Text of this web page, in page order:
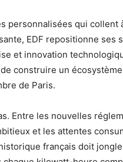
personnalisées qui collent
EDF repositionne ses
et innovation
de construire un
de Paris.
Entre les nouvelles
et les attentes
français doit